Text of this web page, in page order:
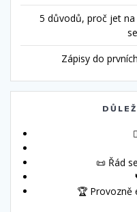
5 důvodů, proč jet na
Zápisy do
📜 Řád
🏆 Provozně